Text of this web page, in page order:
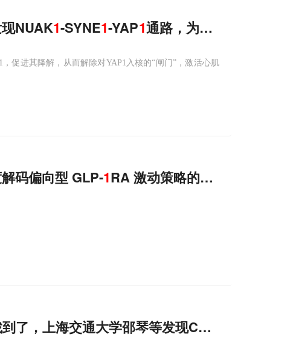
NUAK1-SYNE1-YAP1通路，为心肌缺血再灌
促进其降解，从而解除对YAP1入核的“闸门”，激活心肌
码偏向型 GLP-1RA 激动策略的分子机制
了，上海交通大学邵琴等发现CX3CR